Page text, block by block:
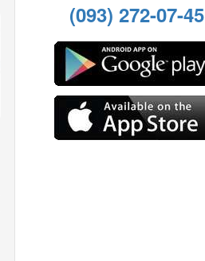
(093) 272-07-45